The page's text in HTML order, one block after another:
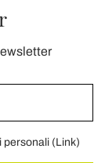
personali (Link)